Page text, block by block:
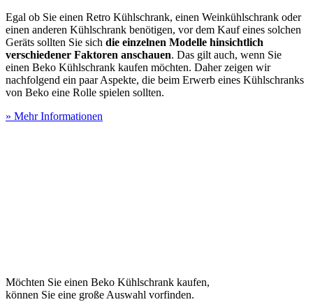
Egal ob Sie einen Retro Kühlschrank, einen Weinkühlschrank oder
einen anderen Kühlschrank benötigen, vor dem Kauf eines solchen
Geräts sollten Sie sich die einzelnen Modelle hinsichtlich
verschiedener Faktoren anschauen. Das gilt auch, wenn Sie
einen Beko Kühlschrank kaufen möchten. Daher zeigen wir
nachfolgend ein paar Aspekte, die beim Erwerb eines Kühlschranks
von Beko eine Rolle spielen sollten.
» Mehr Informationen
Möchten Sie einen Beko Kühlschrank kaufen,
können Sie eine große Auswahl vorfinden.